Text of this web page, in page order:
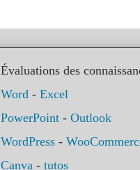
Évaluations des
Word- Excel
PowerPoint- Outlook
WordPress-
Canva - tutos